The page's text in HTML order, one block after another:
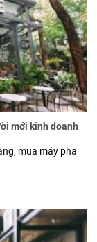
mới kinh doanh
mua máy pha